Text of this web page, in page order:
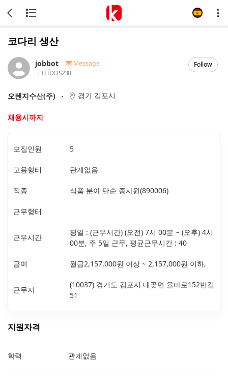
코다리 생산
jobbot
Message
LEÍDOS230
Follow
오렌지수산(주) 경기 김포시
채용시까지
모집인원 5
고용형태 관계없음
직종 식품 분야 단순 종사원(890006)
근무형태
근무시간
평일 : (근무시간) (오전) 7시 00분 ~ (오후) 4시
00분, 주 5일 근무, 평균근무시간 : 40
급여 월급2,157,000원 이상 ~ 2,157,000원 이하,
근무지
(10037) 경기도 김포시 대곶면 율마로152번길
51
지원자격
학력 관계없음